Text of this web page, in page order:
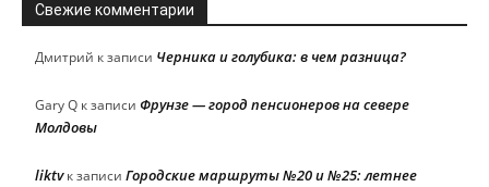
Свежие комментарии
Дмитрий к записи Черника и голубика: в чем разница?
Gary Q к записи Фрунзе — город пенсионеров на севере
Молдовы
liktvк записи Городские маршруты №20 и №25: летнее